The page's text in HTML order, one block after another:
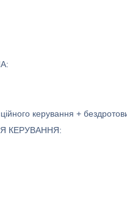
керування +
КЕРУВАННЯ: